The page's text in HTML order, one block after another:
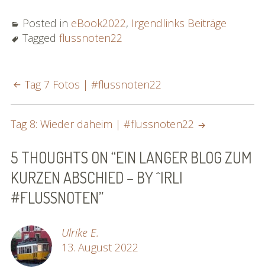
Posted in eBook2022, Irgendlinks Beiträge
Tagged flussnoten22
POST
NAVIGATION
Tag 7 Fotos | #flussnoten22
Tag 8: Wieder daheim | #flussnoten22
5 THOUGHTS ON “EIN LANGER BLOG ZUM
KURZEN ABSCHIED – BY ^IRLI
#FLUSSNOTEN”
Ulrike E.
13. August 2022